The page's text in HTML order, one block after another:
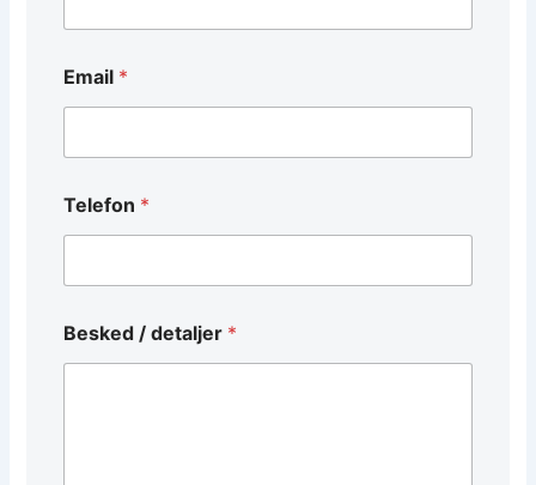
e
l
n
/
E
a
l
Email *
Telefon *
Besked / detaljer *